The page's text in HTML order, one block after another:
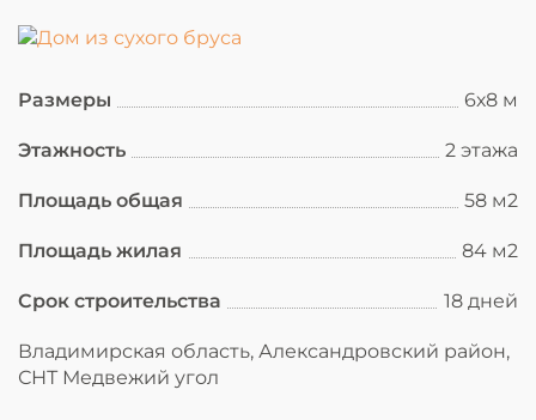
Размеры 6х8 м
Этажность 2 этажа
Площадь общая 58 м2
Площадь жилая 84 м2
Срок строительства 18 дней
Владимирская область, Александровский район,
СНТ Медвежий угол